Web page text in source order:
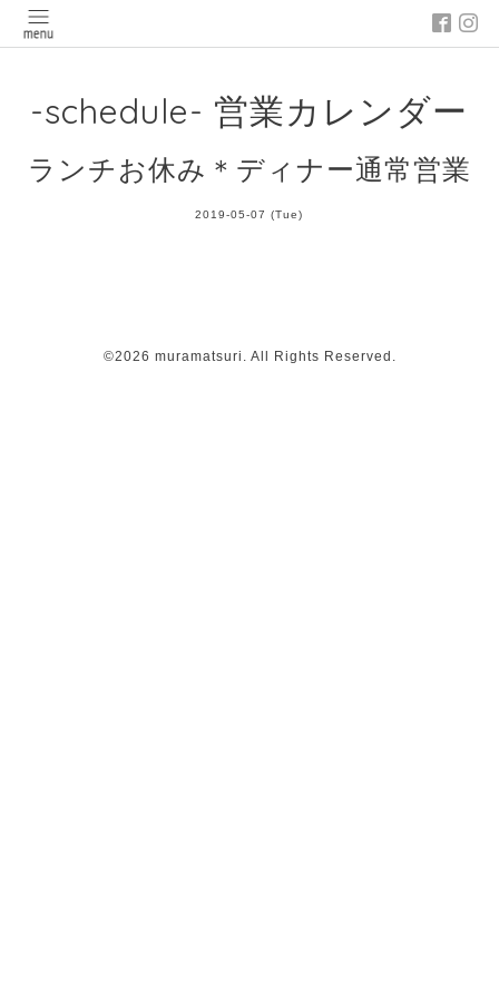
-schedule- 営業カレンダー
ランチお休み＊ディナー通常営業
2019-05-07 (Tue)
©2026 muramatsuri . All Rights Reserved.